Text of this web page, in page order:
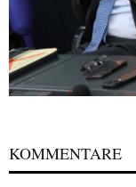
KOMMENTARE